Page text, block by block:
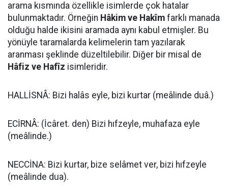
arama kısmında özellikle isimlerde çok hatalar
bulunmaktadır. Örneğin Hâkim ve Hakîm farklı manada
olduğu halde ikisini aramada aynı kabul etmişler. Bu
yönüyle taramalarda kelimelerin tam yazılarak
aranması şeklinde düzeltilebilir. Diğer bir misal de
Hâfiz ve Hafîz isimleridir.
HALLİSNÂ: Bizi halâs eyle, bizi kurtar (meâlinde duâ.)
ECİRNÂ: (İcâret. den) Bizi hıfzeyle, muhafaza eyle
(meâlinde.)
NECCİNA: Bizi kurtar, bize selâmet ver, bizi hıfzeyle
(meâlinde dua).